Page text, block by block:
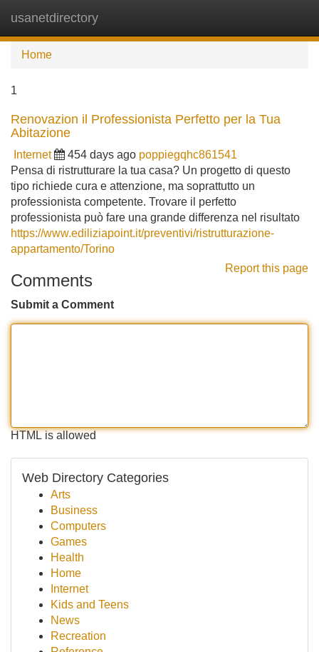
usanetdirectory
Home
1
Renovazion il Professionista Perfetto per la Tua
Abitazione
Internet 454 days ago poppiegqhc861541
Pensa di ristrutturare la tua casa? Un progetto di questo
tipo richiede cura e attenzione, ma soprattutto un
professionista competente. Trovare il perfetto
professionista può fare una grande differenza nel risultato
https://www.ediliziapoint.it/preventivi/ristrutturazione-
appartamento/Torino
Report this page
Comments
Submit a Comment
HTML is allowed
Web Directory Categories
Arts
Business
Computers
Games
Health
Home
Internet
Kids and Teens
News
Recreation